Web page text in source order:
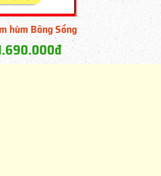
hùm Bông Sống